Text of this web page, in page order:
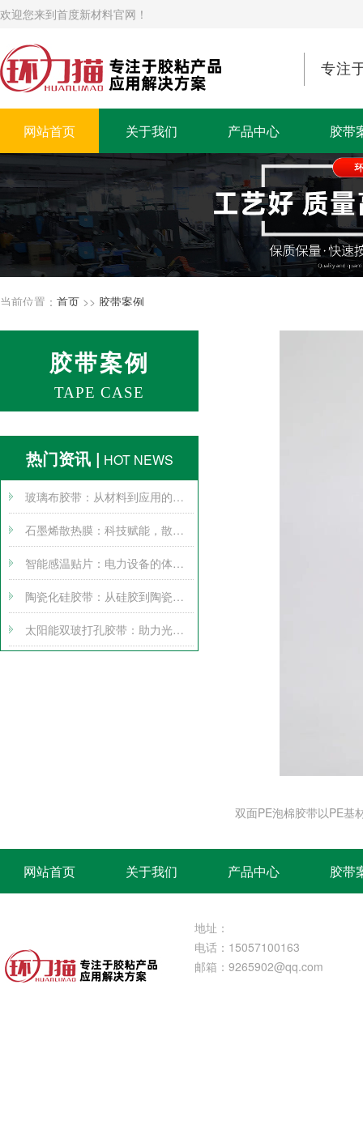
欢迎您来到首度新材料官网！
专注
网站首页 关于我们 产品中心 胶带
当前位置： 首页 >> 胶带案例
胶带案例
TAPE CASE
热门资讯 | HOT NEWS
玻璃布胶带：从材料到应用的全方位探索
石墨烯散热膜：科技赋能，散热无忧
智能感温贴片：电力设备的体温计
陶瓷化硅胶带：从硅胶到陶瓷的跨界变身
太阳能双玻打孔胶带：助力光伏产业腾飞
双面PE泡棉胶带以PE基
网站首页 关于我们 产品中心 胶带
地址：
电话：15057100163
邮箱： 9265902@qq.com